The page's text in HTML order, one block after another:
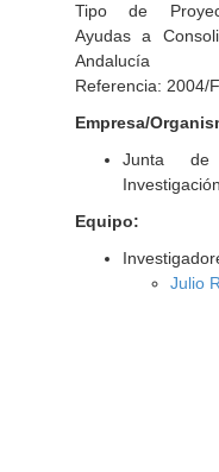
Tipo de
Ayudas a
Andalucía
Referencia: 2004/
Empresa/
Junta de
Equipo:
Julio